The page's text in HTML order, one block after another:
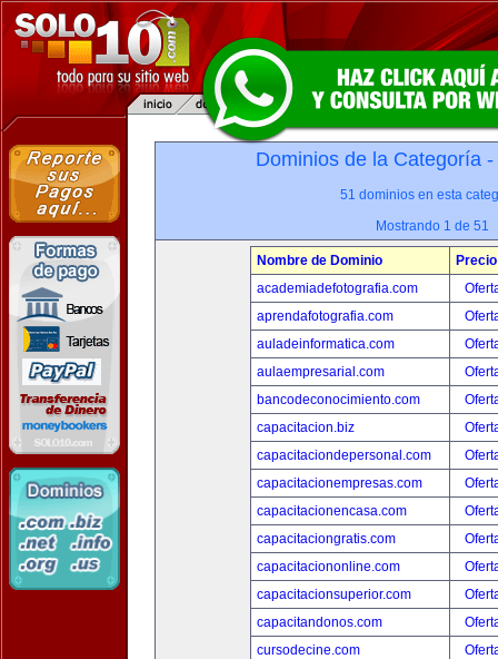
Dominios de la Categoría -
51 dominios en esta
Mostrando 1 de 51
Nombre de Dominio
Precio
academiadefotografia.com
aprendafotografia.com
auladeinformatica.com
aulaempresarial.com
bancodeconocimiento.com
capacitacion.biz
capacitaciondepersonal.com
capacitacionempresas.com
capacitacionencasa.com
capacitaciongratis.com
capacitaciononline.com
capacitacionsuperior.com
capacitandonos.com
cursodecine.com